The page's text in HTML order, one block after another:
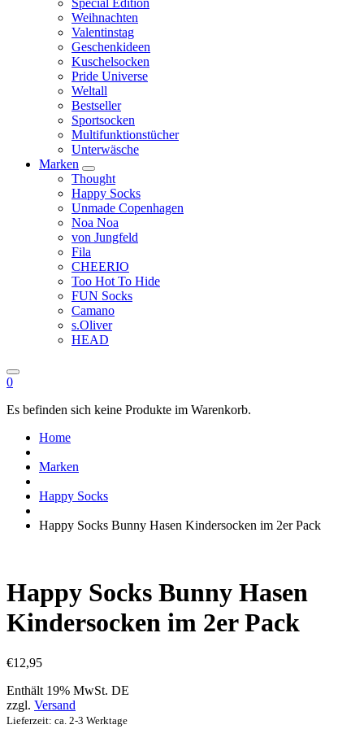
Special Edition
Weihnachten
Valentinstag
Geschenkideen
Kuschelsocken
Pride Universe
Weltall
Bestseller
Sportsocken
Multifunktionstücher
Unterwäsche
Marken
Thought
Happy Socks
Unmade Copenhagen
Noa Noa
von Jungfeld
Fila
CHEERIO
Too Hot To Hide
FUN Socks
Camano
s.Oliver
HEAD
0
Es befinden sich keine Produkte im Warenkorb.
Home
Marken
Happy Socks
Happy Socks Bunny Hasen Kindersocken im 2er Pack
Happy Socks Bunny Hasen
Kindersocken im 2er Pack
€12,95
Enthält 19% MwSt. DE
zzgl. Versand
Lieferzeit: ca. 2-3 Werktage